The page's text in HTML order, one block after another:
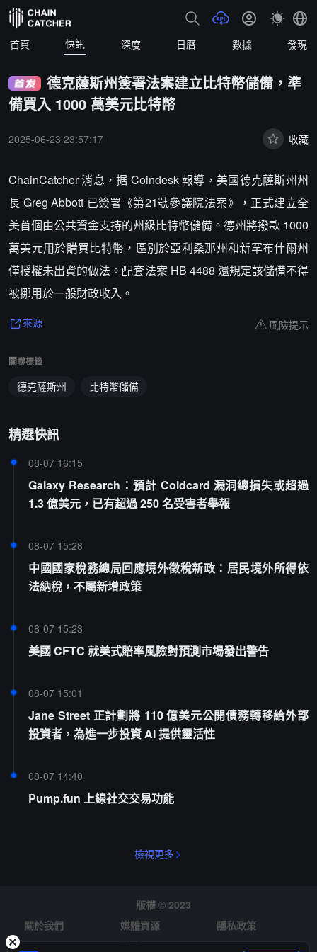
首頁 快訊 深度 日曆 數據 發現
德克薩斯州簽署法案建立比特幣儲備，準
備買入 1000 萬美元比特幣
2025-06-23 23:57:17 收藏
ChainCatcher 消息，据 Coindesk 報導，美國德克薩斯州州
長 Greg Abbott 已簽署《第21號參議院法案》，正式建立全
美首個由公共資金支持的州級比特幣儲備。德州將撥款 1000
萬美元用於購買比特幣，區別於亞利桑那州和新罕布什爾州
僅授權未出資的做法。配套法案 HB 4488 還規定該儲備不得
被挪用於一般財政收入。
來源 風險提示
關聯標籤
德克薩斯州 比特幣儲備
精選快訊
08-07 16:15
Galaxy Research：預計 Coldcard 漏洞總損失或超過
1.3 億美元，已有超過 250 名受害者舉報
08-07 15:28
中國國家稅務總局回應境外徵稅新政：居民境外所得依
法納稅，不屬新增政策
08-07 15:23
美國 CFTC 就美式賠率風險對預測市場發出警告
08-07 15:01
Jane Street 正計劃將 110 億美元公開債務轉移給外部
投資者，為進一步投資 AI 提供靈活性
08-07 14:40
Pump.fun 上線社交交易功能
檢視更多
版權 © 2023
關於我們
媒體資源
隱私政策
風險提示
徵才